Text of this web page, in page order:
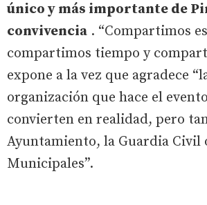
único y más importante de
convivencia . “Compartimos
compartimos tiempo y
expone a la vez que agradece
organización que hace el
convierten en realidad, pero
Ayuntamiento, la Guardia Civil
Municipales”.